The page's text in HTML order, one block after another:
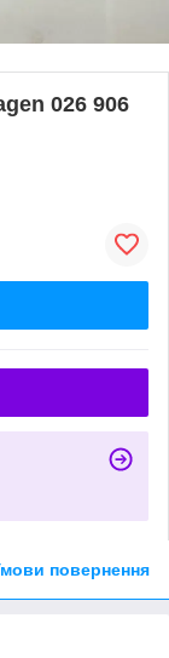
026 906
повернення